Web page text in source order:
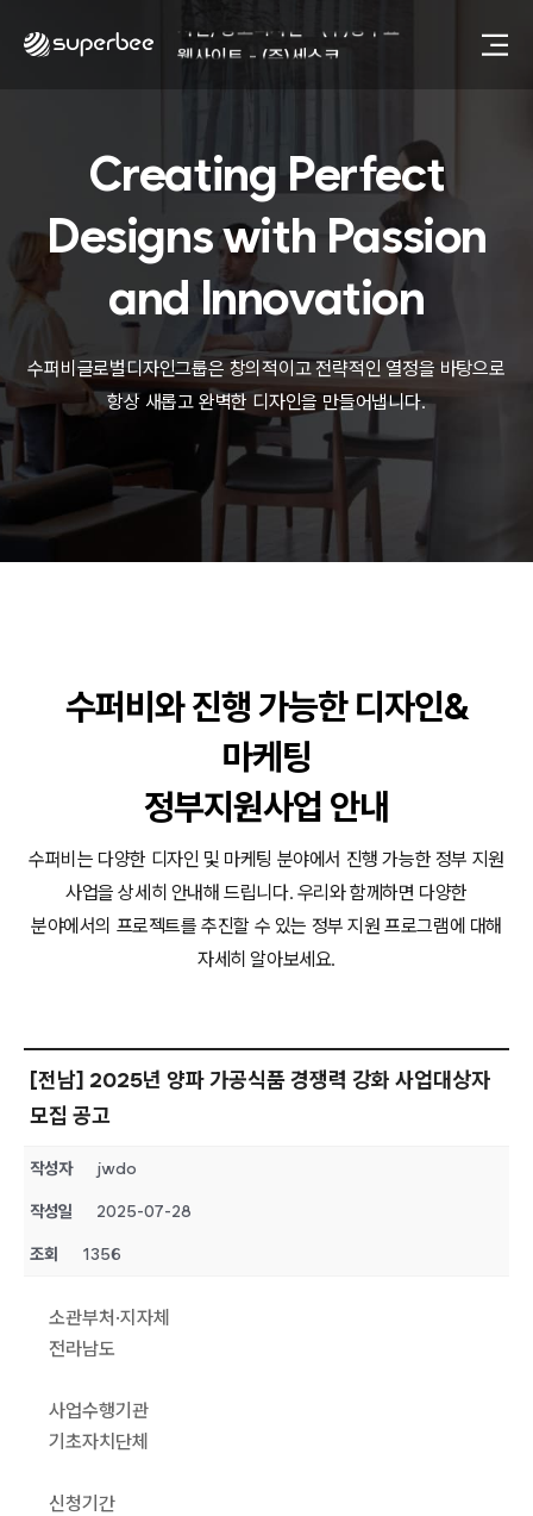
웹사이트 - (주)세스코
동영상, 카탈로그 - 피자마루
웹사이트 - 백조씽크
사진, 광고디자인 - 중외제약
패키지, 디자인 - 고려은단
동영상 - (주)듀오백
동영상 - ㈜고피자
동영상 - 모모스커피㈜
동영상 - 삼양홀딩스
동영상 - 킷캣
사진, 광고디자인 - (주)화요
사진, 광고디자인 - (주)광주요
제품디자인 - 삼성전자㈜
동영상, CI - 카피어랜드㈜
동영상, 홈페이지 - (주)분독
동영상 - (주)듀오백
동영상 - 모모스커피㈜
동영상 - 삼양홀딩스
동영상 - 킷캣
Creating Perfect
Designs with Passion
and Innovation
수퍼비글로벌디자인그룹은 창의적이고 전략적인 열정을 바탕으로
항상 새롭고 완벽한 디자인을 만들어냅니다.
수퍼비와 진행 가능한 디자인&
마케팅
정부지원사업 안내
수퍼비는 다양한 디자인 및 마케팅 분야에서 진행 가능한 정부 지원
사업을 상세히 안내해 드립니다. 우리와 함께하면 다양한
분야에서의 프로젝트를 추진할 수 있는 정부 지원 프로그램에 대해
자세히 알아보세요.
[전남] 2025년 양파 가공식품 경쟁력 강화 사업대상자
모집 공고
작성자 jwdo
작성일 2025-07-28
조회 1356
소관부처·지자체
전라남도
사업수행기관
기초자치단체
신청기간